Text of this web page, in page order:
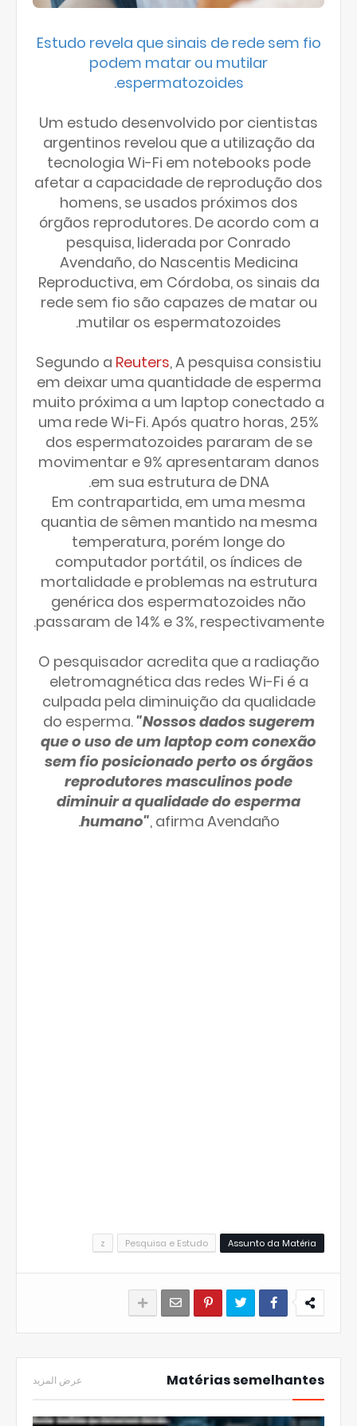
Estudo revela que sinais de rede sem fio
podem matar ou mutilar
espermatozoides.
Um estudo desenvolvido por cientistas
argentinos revelou que a utilização da
tecnologia Wi-Fi em notebooks pode
afetar a capacidade de reprodução dos
homens, se usados próximos dos
órgãos reprodutores. De acordo com a
pesquisa, liderada por Conrado
Avendaño, do Nascentis Medicina
Reproductiva, em Córdoba, os sinais da
rede sem fio são capazes de matar ou
mutilar os espermatozoides.
Segundo a Reuters, A pesquisa consistiu
em deixar uma quantidade de esperma
muito próxima a um laptop conectado a
uma rede Wi-Fi. Após quatro horas, 25%
dos espermatozoides pararam de se
movimentar e 9% apresentaram danos
em sua estrutura de DNA.
Em contrapartida, em uma mesma
quantia de sêmen mantido na mesma
temperatura, porém longe do
computador portátil, os índices de
mortalidade e problemas na estrutura
genérica dos espermatozoides não
passaram de 14% e 3%, respectivamente.
O pesquisador acredita que a radiação
eletromagnética das redes Wi-Fi é a
culpada pela diminuição da qualidade
do esperma."Nossos dados sugerem
que o uso de um laptop com conexão
sem fio posicionado perto os órgãos
reprodutores masculinos pode
diminuir a qualidade do esperma
humano", afirma Avendaño.
Assunto da Matéria
Pesquisa e Estudo
z
Matérias semelhantes عرض المزيد